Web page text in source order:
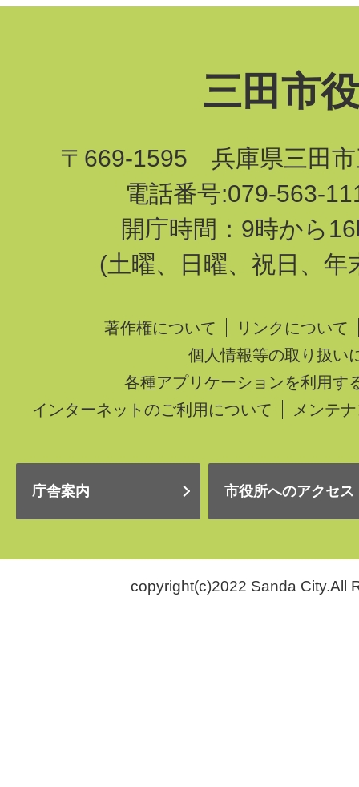
三田市
〒669-1595 兵庫県三田市
電話番号:079-563-
開庁時間：9時から
(土曜、日曜、祝日、年
著作権について
リンクについて
個人情報等の取り扱い
各種アプリケーションを利用す
インターネットのご利用について
メンテ
庁舎案内 市役所へのアクセス
copyright(c)2022 Sanda City.All